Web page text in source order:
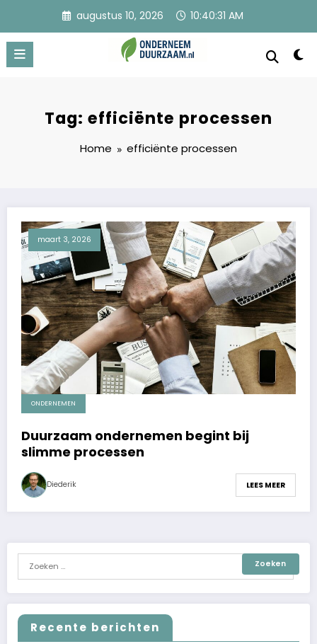
de
inhoud
augustus 10, 2026 10:40:31 AM
Tag: efficiënte processen
Home efficiënte processen
maart 3, 2026
ONDERNEMEN
Duurzaam ondernemen begint bij
slimme processen
Diederik LEES MEER
Recente berichten